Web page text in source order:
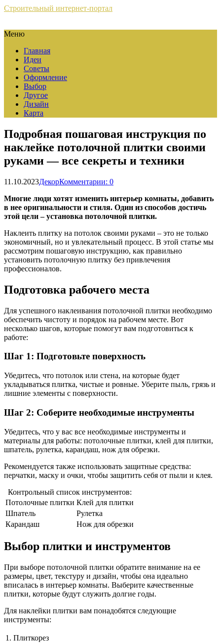
Строительный интернет-портал
Меню
Главная
Идеи
Советы
Оформление
Выбор
Другое
Дизайн
Карта
Подробная пошаговая инструкция по
наклейке потолочной плитки своими
руками — все секреты и техники
11.10.2023ДекорКомментарии: 0
Многие люди хотят изменить интерьер комнаты, добавить
в нее оригинальности и стиля. Один из способов достичь
этой цели – установка потолочной плитки.
Наклеить плитку на потолок своими руками – это не только
экономичный, но и увлекательный процесс. В этой статье мы
рассмотрим пошаговую инструкцию, как правильно
установить потолочную плитку без привлечения
профессионалов.
Подготовка рабочего места
Для успешного наклеивания потолочной плитки необходимо
обеспечить чистоту и порядок на рабочем месте. Вот
несколько шагов, которые помогут вам подготовиться к
работе:
Шаг 1: Подготовьте поверхность
Убедитесь, что потолок или стена, на которые будет
укладываться плитка, чистые и ровные. Уберите пыль, грязь и
лишние элементы с поверхности.
Шаг 2: Соберите необходимые инструменты
Убедитесь, что у вас все необходимые инструменты и
материалы для работы: потолочные плитки, клей для плитки,
шпатель, рулетка, карандаш, нож для обрезки.
Рекомендуется также использовать защитные средства:
перчатки, маску и очки, чтобы защитить себя от пыли и клея.
Контрольный список инструментов:
Потолочные плитки Клей для плитки
Шпатель
Рулетка
Карандаш
Нож для обрезки
Выбор плитки и инструментов
При выборе потолочной плитки обратите внимание на ее
размеры, цвет, текстуру и дизайн, чтобы она идеально
вписалась в интерьер комнаты. Выберите качественные
плитки, которые будут служить долгие годы.
Для наклейки плитки вам понадобятся следующие
инструменты:
1. Плиткорез